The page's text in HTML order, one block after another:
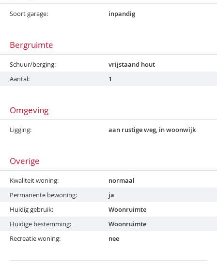
Soort garage inpandig
Bergruimte
Schuur/berging
vrijstaand hout
Aantal
1
Omgeving
Ligging aan rustige weg, in woonwijk
Overige
Kwaliteit woning
normaal
Permanente bewoning
ja
Huidig gebruik
Woonruimte
Huidige bestemming
Woonruimte
Recreatie woning
nee